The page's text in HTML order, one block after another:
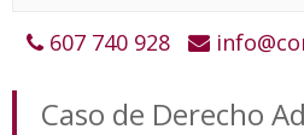
607 740 928
Caso de Derecho